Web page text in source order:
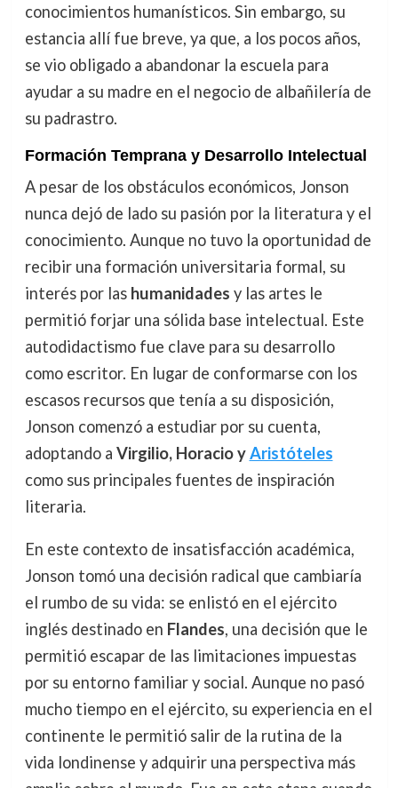
conocimientos humanísticos. Sin embargo, su
estancia allí fue breve, ya que, a los pocos años,
se vio obligado a abandonar la escuela para
ayudar a su madre en el negocio de albañilería de
su padrastro.
Formación Temprana y Desarrollo Intelectual
A pesar de los obstáculos económicos, Jonson
nunca dejó de lado su pasión por la literatura y el
conocimiento. Aunque no tuvo la oportunidad de
recibir una formación universitaria formal, su
interés por las humanidades y las artes le
permitió forjar una sólida base intelectual. Este
autodidactismo fue clave para su desarrollo
como escritor. En lugar de conformarse con los
escasos recursos que tenía a su disposición,
Jonson comenzó a estudiar por su cuenta,
adoptando a Virgilio, Horacio yAristóteles
como sus principales fuentes de inspiración
literaria.
En este contexto de insatisfacción académica,
Jonson tomó una decisión radical que cambiaría
el rumbo de su vida: se enlistó en el ejército
inglés destinado en Flandes, una decisión que le
permitió escapar de las limitaciones impuestas
por su entorno familiar y social. Aunque no pasó
mucho tiempo en el ejército, su experiencia en el
continente le permitió salir de la rutina de la
vida londinense y adquirir una perspectiva más